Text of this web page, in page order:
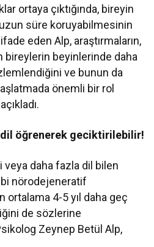
ortaya çıktığında, bireyin
süre koruyabilmesinin
eden Alp, araştırmaların,
bireylerin beyinlerinde daha
ve bunun da
önemli bir rol
dil öğrenerek geciktirilebilir!
veya daha fazla dil bilen
nörodejeneratif
ortalama 4-5 yıl daha geç
de sözlerine
Zeynep Betül Alp,